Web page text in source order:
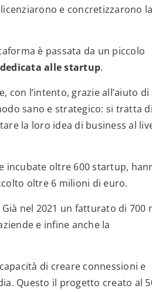
e concretizzarono la
è passata da un piccolo
alle startup.
l’intento, grazie all’aiuto di
sano e strategico: si tratta
la loro idea di business al
incubate oltre 600 startup,
oltre 6 milioni di euro.
nel 2021 un fatturato di 700
e infine anche la
di creare connessioni e
Questo il progetto creato al